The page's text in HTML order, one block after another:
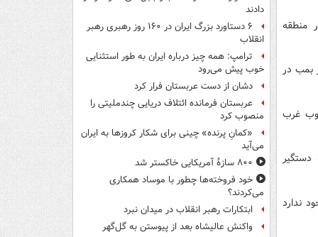
منطقه
بمب در
غرب
دستگیر
ندارد
دادند
۶ دستاورد بزرگ ایران در ۱۶۰ روز رهبری رهبر
انقلاب
ترامپ: همه چیز درباره ایران به طور استثنایی
خوب پیش می‌رود
دشان از دست عربستان فرار کرد
عربستان فرمانده ائتلاف دریایی چندملیتی را
منصوب کرد
«کمانِ پرنده» چینی برای شکار کروزها به ایران
می‌آید
۸۰۰ سازۀ آمریکایی خاکستر شد
خود فروخته‌ها چطور با موساد همکاری
می‌کردند؟
ابتکارات رهبر انقلاب در میدان نبرد
واکنش عالیشاه بعد از پیوستن به گل‌گهر